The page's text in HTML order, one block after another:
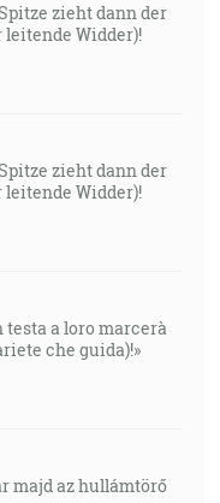
zieht dann der
Widder)!
zieht dann der
Widder)!
testa a loro marcerà
che guida)!»
majd az hullámtörő